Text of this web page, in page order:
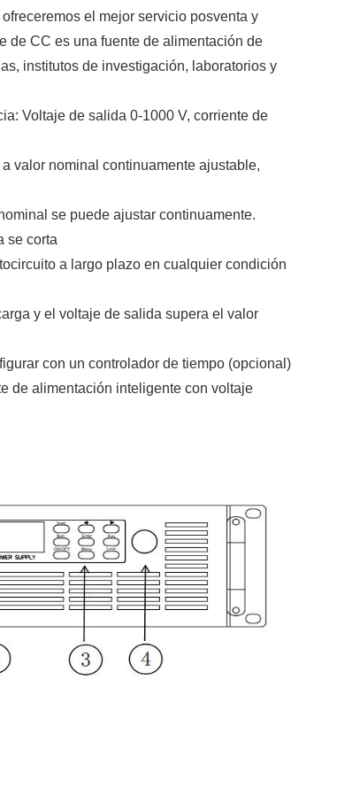
el mejor servicio posventa y
de CC es una fuente de alimentación de
institutos de investigación, laboratorios y
Voltaje de salida 0-1000 V, corriente de
valor nominal continuamente ajustable,
se puede ajustar continuamente.
se corta
a largo plazo en cualquier condición
y el voltaje de salida supera el valor
con un controlador de tiempo (opcional)
de alimentación inteligente con voltaje